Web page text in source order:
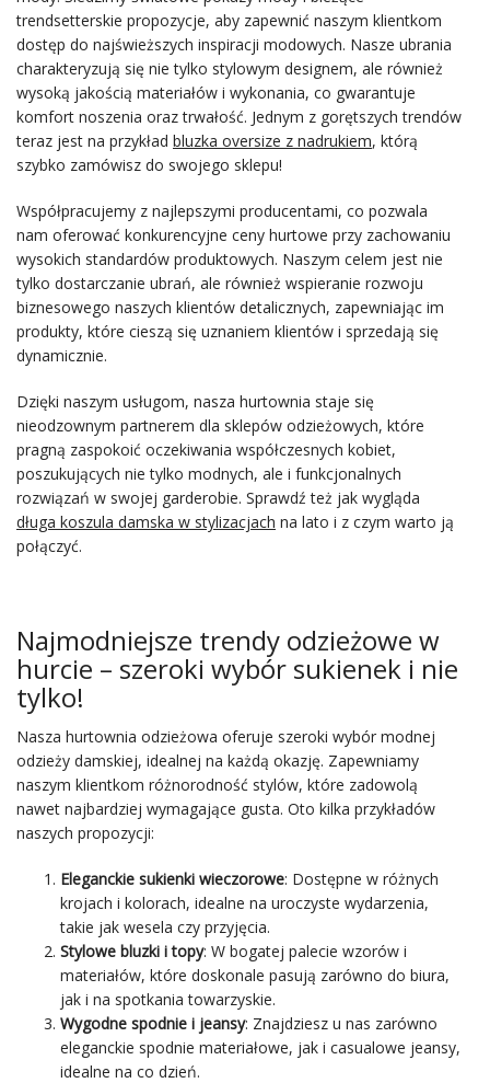
trendsetterskie propozycje, aby zapewnić naszym klientkom
dostęp do najświeższych inspiracji modowych. Nasze ubrania
charakteryzują się nie tylko stylowym designem, ale również
wysoką jakością materiałów i wykonania, co gwarantuje
komfort noszenia oraz trwałość. Jednym z gorętszych trendów
teraz jest na przykład bluzka oversize z nadrukiem, którą
szybko zamówisz do swojego sklepu!
Współpracujemy z najlepszymi producentami, co pozwala
nam oferować konkurencyjne ceny hurtowe przy zachowaniu
wysokich standardów produktowych. Naszym celem jest nie
tylko dostarczanie ubrań, ale również wspieranie rozwoju
biznesowego naszych klientów detalicznych, zapewniając im
produkty, które cieszą się uznaniem klientów i sprzedają się
dynamicznie.
Dzięki naszym usługom, nasza hurtownia staje się
nieodzownym partnerem dla sklepów odzieżowych, które
pragną zaspokoić oczekiwania współczesnych kobiet,
poszukujących nie tylko modnych, ale i funkcjonalnych
rozwiązań w swojej garderobie. Sprawdź też jak wygląda
długa koszula damska w stylizacjach na lato i z czym warto ją
połączyć.
Najmodniejsze trendy odzieżowe w
hurcie – szeroki wybór sukienek i nie
tylko!
Nasza hurtownia odzieżowa oferuje szeroki wybór modnej
odzieży damskiej, idealnej na każdą okazję. Zapewniamy
naszym klientkom różnorodność stylów, które zadowolą
nawet najbardziej wymagające gusta. Oto kilka przykładów
naszych propozycji:
Eleganckie sukienki wieczorowe: Dostępne w różnych
krojach i kolorach, idealne na uroczyste wydarzenia,
takie jak wesela czy przyjęcia.
Stylowe bluzki i topy: W bogatej palecie wzorów i
materiałów, które doskonale pasują zarówno do biura,
jak i na spotkania towarzyskie.
Wygodne spodnie i jeansy: Znajdziesz u nas zarówno
eleganckie spodnie materiałowe, jak i casualowe jeansy,
idealne na co dzień.